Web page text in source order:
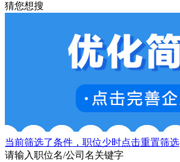
猜您想搜
当前筛选了条件，职位少时点击重置筛选
请输入职位名/公司名关键字